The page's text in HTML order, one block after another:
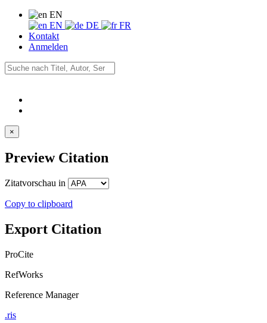
EN
EN
DE
FR
Kontakt
Anmelden
×
Preview Citation
Zitatvorschau in
Copy to clipboard
Export Citation
ProCite
RefWorks
Reference Manager
.ris